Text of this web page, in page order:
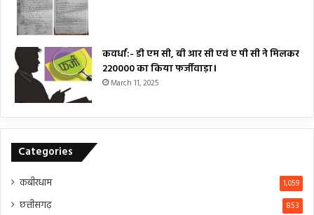
कवर्धा:- डी एम सी, बी आर सी एवं ए पी सी ने मिलकर
₹220000 का किया फर्जीवाड़ा।
March 11, 2025
Categories
कबीरधाम 1,059
छत्तीसगढ़ 853